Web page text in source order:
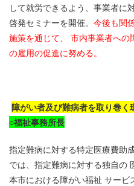
して就労できるよう、事業者に
啓発セミナーを開催。 今後も関
施策を通じて、 市内事業者への
の雇用の促進に努める。
障がい者及び難病者を取り巻く
○福祉事務所長
指定難病に対する特定医療費助
では、指定難病に対する独自の
本市における障がい福祉 サービ